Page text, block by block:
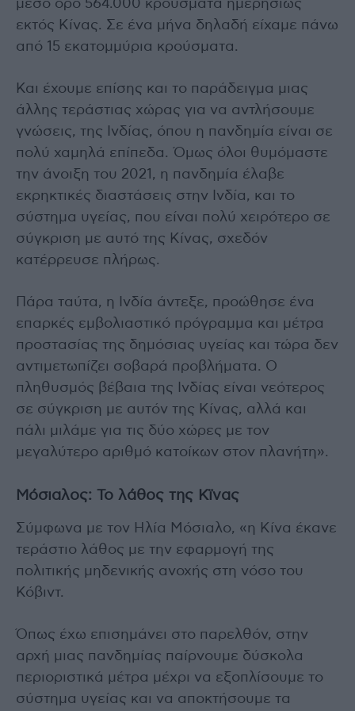
μέσο όρο 564.000 κρούσματα ημερησίως
εκτός Κίνας. Σε ένα μήνα δηλαδή είχαμε πάνω
από 15 εκατομμύρια κρούσματα.
Και έχουμε επίσης και το παράδειγμα μιας
άλλης τεράστιας χώρας για να αντλήσουμε
γνώσεις, της Ινδίας, όπου η πανδημία είναι σε
πολύ χαμηλά επίπεδα. Όμως όλοι θυμόμαστε
την άνοιξη του 2021, η πανδημία έλαβε
εκρηκτικές διαστάσεις στην Ινδία, και το
σύστημα υγείας, που είναι πολύ χειρότερο σε
σύγκριση με αυτό της Κίνας, σχεδόν
κατέρρευσε πλήρως.
Πάρα ταύτα, η Ινδία άντεξε, προώθησε ένα
επαρκές εμβολιαστικό πρόγραμμα και μέτρα
προστασίας της δημόσιας υγείας και τώρα δεν
αντιμετωπίζει σοβαρά προβλήματα. Ο
πληθυσμός βέβαια της Ινδίας είναι νεότερος
σε σύγκριση με αυτόν της Κίνας, αλλά και
πάλι μιλάμε για τις δύο χώρες με τον
μεγαλύτερο αριθμό κατοίκων στον πλανήτη».
Μόσιαλος: Το λάθος της Κϊνας
Σύμφωνα με τον Ηλία Μόσιαλο, «η Κίνα έκανε
τεράστιο λάθος με την εφαρμογή της
πολιτικής μηδενικής ανοχής στη νόσο του
Κόβιντ.
Όπως έχω επισημάνει στο παρελθόν, στην
αρχή μιας πανδημίας παίρνουμε δύσκολα
περιοριστικά μέτρα μέχρι να εξοπλίσουμε το
σύστημα υγείας και να αποκτήσουμε τα